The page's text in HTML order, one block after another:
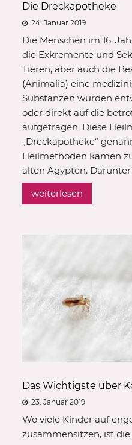
Die Dreckapotheke
24. Januar 2019
Die Menschen im 16.
die Exkremente und
Tieren, aber auch die
(Animalia) eine
Substanzen wurden
oder direkt auf die
aufgetragen. Diese
„Dreckapotheke“
Heilmethoden kamen
alten Ägypten.
weiterlesen
Das Wichtigste über
23. Januar 2019
Wo viele Kinder auf
zusammensitzen, ist